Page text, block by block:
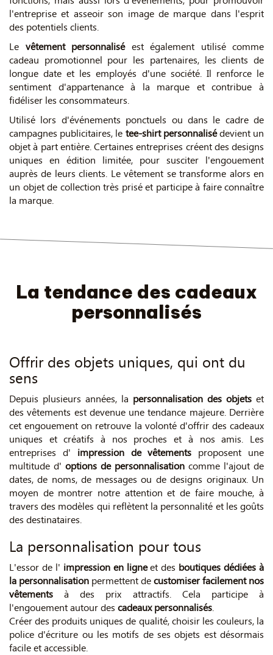
l'entreprise et asseoir son image de marque dans l'esprit
des potentiels clients.
Le vêtement personnaliséest également utilisé comme
cadeau promotionnel pour les partenaires, les clients de
longue date et les employés d'une société. Il renforce le
sentiment d'appartenance à la marque et contribue à
fidéliser les consommateurs.
Utilisé lors d'événements ponctuels ou dans le cadre de
campagnes publicitaires, le tee-shirt personnalisédevient un
objet à part entière. Certaines entreprises créent des designs
uniques en édition limitée, pour susciter l'engouement
auprès de leurs clients. Le vêtement se transforme alors en
un objet de collection très prisé et participe à faire connaître
la marque.
La tendance des cadeaux
personnalisés
Offrir des objets uniques, qui ont du
sens
Depuis plusieurs années, la personnalisation des objets et
des vêtements est devenue une tendance majeure. Derrière
cet engouement on retrouve la volonté d'offrir des cadeaux
uniques et créatifs à nos proches et à nos amis. Les
entreprises d' impression de vêtements proposent une
multitude d' options de personnalisation comme l'ajout de
dates, de noms, de messages ou de designs originaux. Un
moyen de montrer notre attention et de faire mouche, à
travers des modèles qui reflètent la personnalité et les goûts
des destinataires.
La personnalisation pour tous
L'essor de l' impression en ligneet des boutiques dédiées à
la personnalisation permettent decustomiser facilement nos
vêtements à des prix attractifs. Cela participe à
l'engouement autour des cadeaux personnalisés
Créer des produits uniques de qualité, choisir les couleurs, la
police d'écriture ou les motifs de ses objets est désormais
facile et accessible.